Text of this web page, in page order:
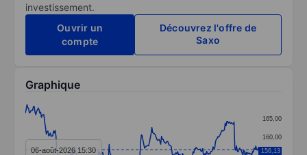
investissement.
Ouvrir un
compte
Découvrez l'offre de
Saxo
Graphique
Line chart with 291 data points.
The chart has 1 X axis displaying categories.
160,00
165,00
156,13
06-août-2026 15:30